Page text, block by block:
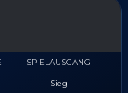
SPIELAUSGANG
Sieg